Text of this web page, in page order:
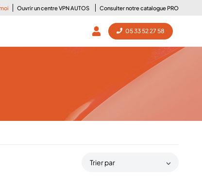
Ouvrir un centre VPN AUTOS Consulter notre catalogue PRO
05 33 52 27 58
Trier par